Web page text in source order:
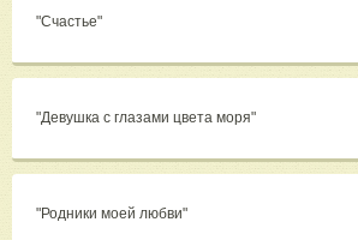
"Счастье"
"Девушка с глазами цвета моря"
"Родники моей любви"